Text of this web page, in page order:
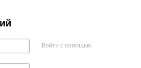
Войти с помощью